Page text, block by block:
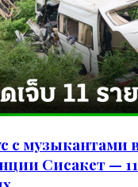
с музыкантами
Сисакет — 11